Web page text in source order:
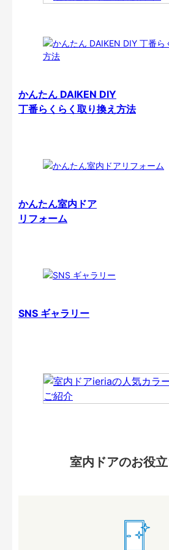
かんたん DAIKEN DIY
丁番らくらく取り換え方法
かんたん室内ドア
リフォーム
SNS ギャラリー
室内ドアのお役